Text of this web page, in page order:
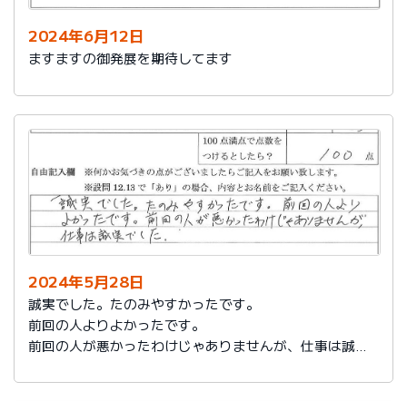
2024年6月12日
ますますの御発展を期待してます
2024年5月28日
誠実でした。たのみやすかったです。
前回の人よりよかったです。
前回の人が悪かったわけじゃありませんが、仕事は誠実